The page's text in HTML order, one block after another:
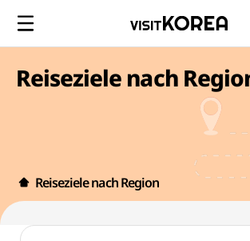
Reiseziele nach
Reiseziele nach Region